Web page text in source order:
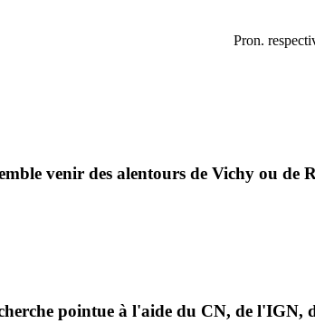
Pron.
venir des alentours de Vichy ou
pointue à l'aide du CN, de l'IGN,